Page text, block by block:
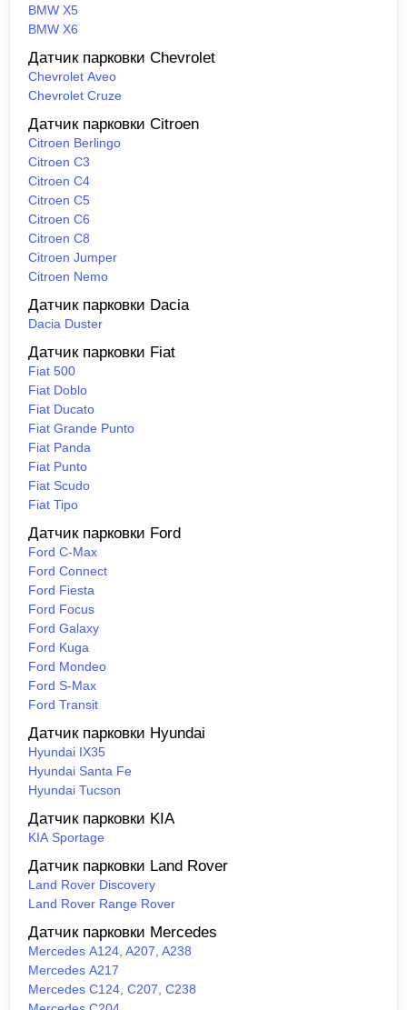
BMW X5
BMW X6
Датчик парковки Chevrolet
Chevrolet Aveo
Chevrolet Cruze
Датчик парковки Citroen
Citroen Berlingo
Citroen C3
Citroen C4
Citroen C5
Citroen C6
Citroen C8
Citroen Jumper
Citroen Nemo
Датчик парковки Dacia
Dacia Duster
Датчик парковки Fiat
Fiat 500
Fiat Doblo
Fiat Ducato
Fiat Grande Punto
Fiat Panda
Fiat Punto
Fiat Scudo
Fiat Tipo
Датчик парковки Ford
Ford C-Max
Ford Connect
Ford Fiesta
Ford Focus
Ford Galaxy
Ford Kuga
Ford Mondeo
Ford S-Max
Ford Transit
Датчик парковки Hyundai
Hyundai IX35
Hyundai Santa Fe
Hyundai Tucson
Датчик парковки KIA
KIA Sportage
Датчик парковки Land Rover
Land Rover Discovery
Land Rover Range Rover
Датчик парковки Mercedes
Mercedes A124, A207, A238
Mercedes A217
Mercedes C124, C207, C238